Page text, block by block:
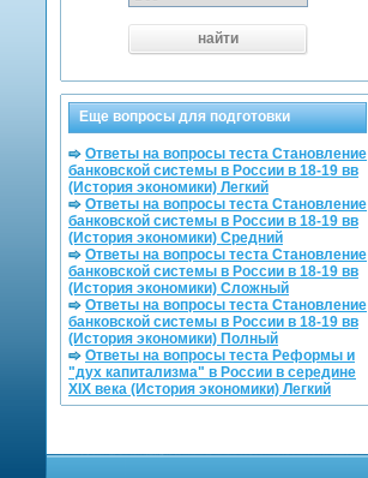
найти
Еще вопросы для подготовки
Ответы на вопросы теста Становление
банковской системы в России в 18-19 вв
(История экономики) Легкий
Ответы на вопросы теста Становление
банковской системы в России в 18-19 вв
(История экономики) Средний
Ответы на вопросы теста Становление
банковской системы в России в 18-19 вв
(История экономики) Сложный
Ответы на вопросы теста Становление
банковской системы в России в 18-19 вв
(История экономики) Полный
Ответы на вопросы теста Реформы и
"дух капитализма" в России в середине
XIX века (История экономики) Легкий